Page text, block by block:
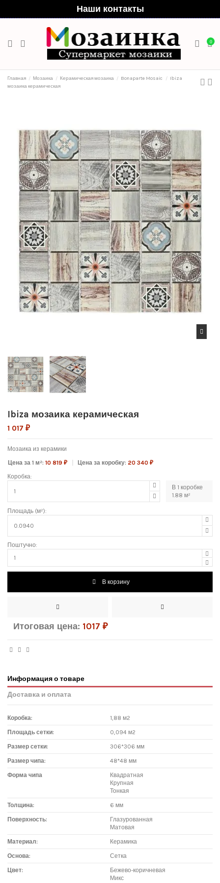
Наши контакты
0
Главная Мозаика Керамическая мозаика Bonaparte Mosaic
Ibiza
мозаика керамическая
Ibiza мозаика керамическая
1 017 ₽
Мозаика из керамики
Цена за 1 м²:10 819 ₽ Цена за коробку: 20 340 ₽
Коробка:
В 1 коробке
1.88 м²
Площадь (м²):
Поштучно:
В корзину
Итоговая цена: 1017 ₽
Информация о товаре
Доставка и оплата
Коробка: 1,88 м2
Площадь сетки: 0,094 м2
Размер сетки: 306*306 мм
Размер чипа: 48*48 мм
Форма чипа
Квадратная
Крупная
Тонкая
Толщина: 6 мм
Поверхность:
Глазурованная
Матовая
Материал: Керамика
Основа: Сетка
Цвет:
Бежево-коричневая
Микс